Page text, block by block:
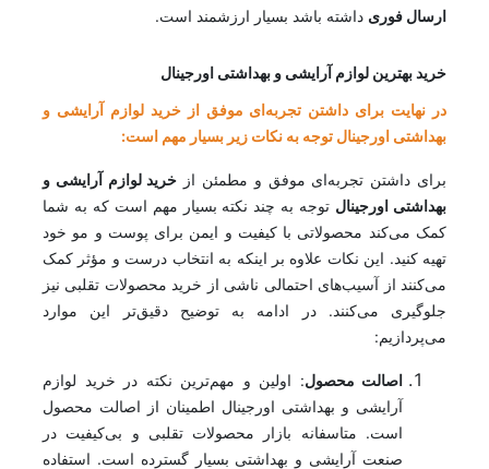
ارسال فوری داشته باشد بسیار ارزشمند است.
خرید بهترین لوازم آرایشی و بهداشتی اورجینال
در نهایت برای داشتن تجربه‌ای موفق از خرید لوازم آرایشی و
بهداشتی اورجینال توجه به نکات زیر بسیار مهم است:
برای داشتن تجربه‌ای موفق و مطمئن از خرید لوازم آرایشی و
بهداشتی اورجینال توجه به چند نکته بسیار مهم است که به شما
کمک می‌کند محصولاتی با کیفیت و ایمن برای پوست و مو خود
تهیه کنید. این نکات علاوه بر اینکه به انتخاب درست و مؤثر کمک
می‌کنند از آسیب‌های احتمالی ناشی از خرید محصولات تقلبی نیز
جلوگیری می‌کنند. در ادامه به توضیح دقیق‌تر این موارد
می‌پردازیم:
اصالت محصول: اولین و مهم‌ترین نکته در خرید لوازم
آرایشی و بهداشتی اورجینال اطمینان از اصالت محصول
است. متاسفانه بازار محصولات تقلبی و بی‌کیفیت در
صنعت آرایشی و بهداشتی بسیار گسترده است. استفاده